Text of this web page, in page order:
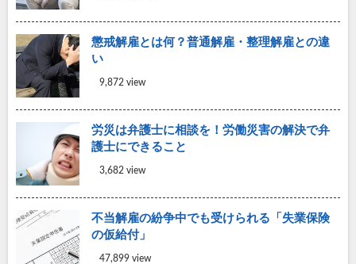
懲戒解雇とは何？普通解雇・整理解雇との違
い
9,872 view
労災は弁護士に相談を！労働災害の解決で弁
護士にできること
3,682 view
不当解雇の紛争中でも受けられる「失業保険
の仮給付」
47,899 view